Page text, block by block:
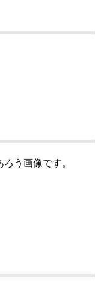
う画像です。